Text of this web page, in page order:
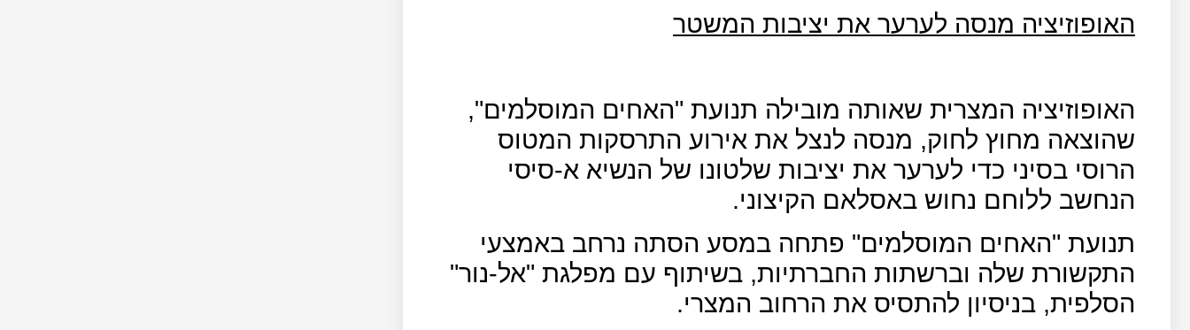
האופוזיציה מנסה לערער את יציבות המשטר
האופוזיציה המצרית שאותה מובילה תנועת "האחים המוסלמים",
שהוצאה מחוץ לחוק, מנסה לנצל את אירוע התרסקות המטוס
הרוסי בסיני כדי לערער את יציבות שלטונו של הנשיא א-סיסי
הנחשב ללוחם נחוש באסלאם הקיצוני.
תנועת "האחים המוסלמים" פתחה במסע הסתה נרחב באמצעי
התקשורת שלה וברשתות החברתיות, בשיתוף עם מפלגת "אל-נור"
הסלפית, בניסיון להתסיס את הרחוב המצרי.